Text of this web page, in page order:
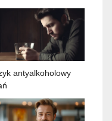
antyalkoholowy